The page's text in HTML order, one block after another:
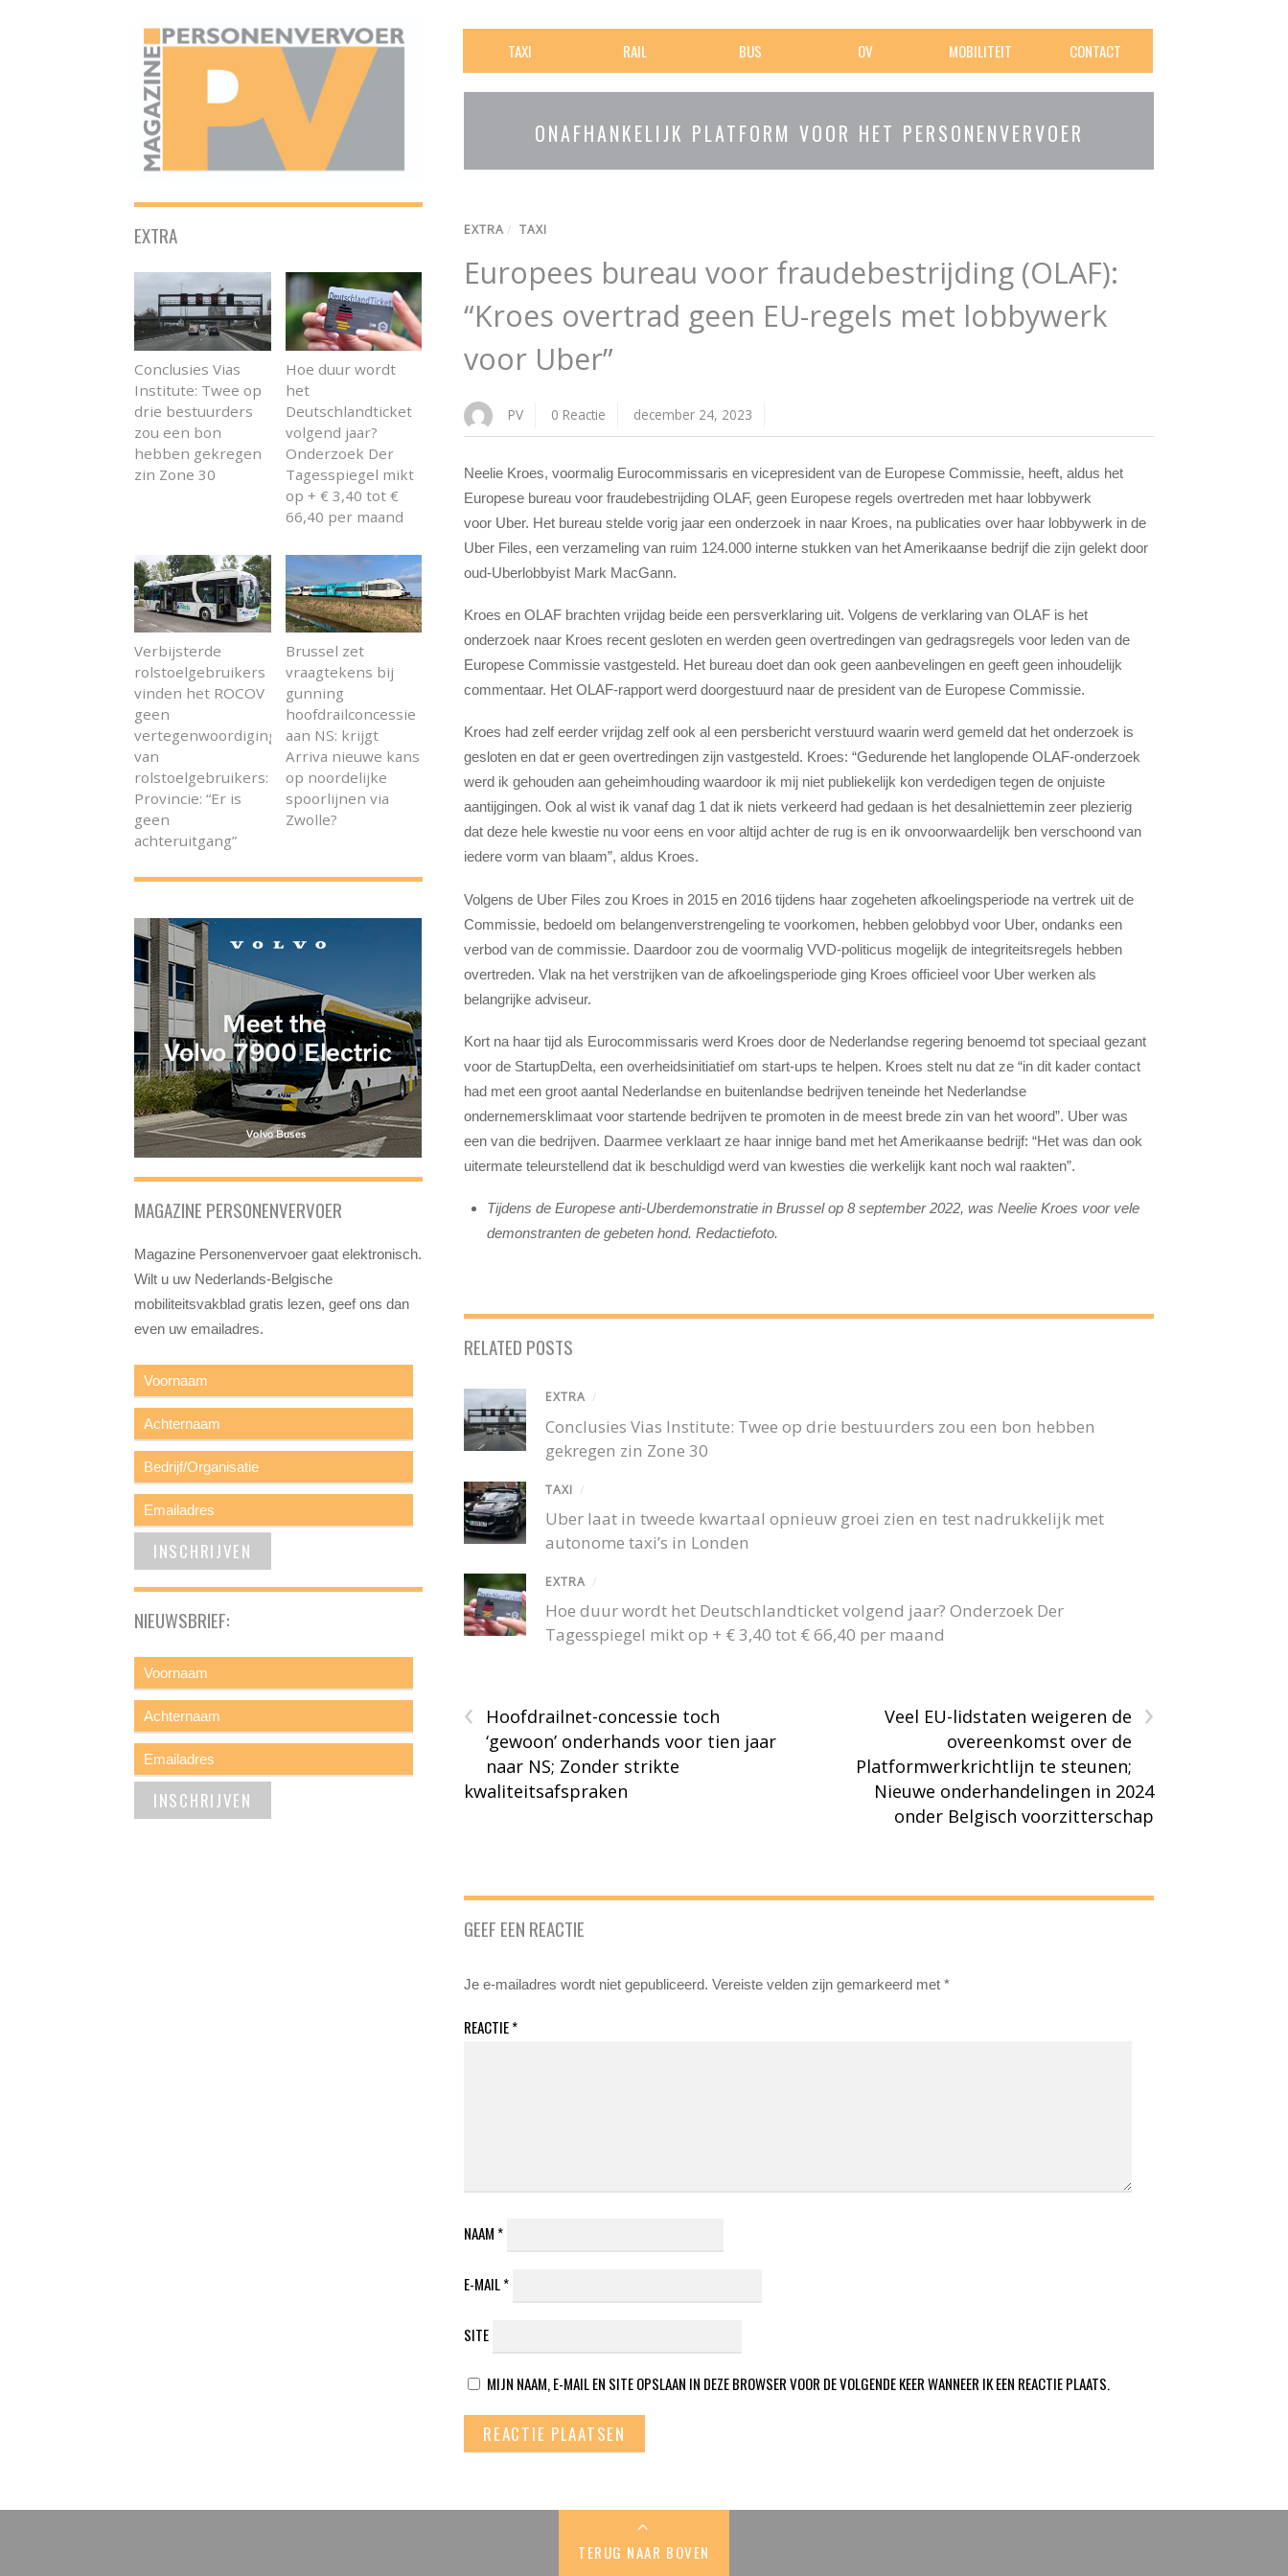
TAXI RAIL BUS OV MOBILITEIT CONTACT
ONAFHANKELIJK PLATFORM VOOR HET PERSONENVERVOER
EXTRA / TAXI
Europees bureau voor fraudebestrijding (OLAF):
“Kroes overtrad geen EU-regels met lobbywerk
voor Uber”
PV 0 Reactie december 24, 2023
Neelie Kroes, voormalig Eurocommissaris en vicepresident van de Europese Commissie, heeft, aldus het
Europese bureau voor fraudebestrijding OLAF, geen Europese regels overtreden met haar lobbywerk
voor Uber. Het bureau stelde vorig jaar een onderzoek in naar Kroes, na publicaties over haar lobbywerk in de
Uber Files, een verzameling van ruim 124.000 interne stukken van het Amerikaanse bedrijf die zijn gelekt door
oud-Uberlobbyist Mark MacGann.
Kroes en OLAF brachten vrijdag beide een persverklaring uit. Volgens de verklaring van OLAF is het
onderzoek naar Kroes recent gesloten en werden geen overtredingen van gedragsregels voor leden van de
Europese Commissie vastgesteld. Het bureau doet dan ook geen aanbevelingen en geeft geen inhoudelijk
commentaar. Het OLAF-rapport werd doorgestuurd naar de president van de Europese Commissie.
Kroes had zelf eerder vrijdag zelf ook al een persbericht verstuurd waarin werd gemeld dat het onderzoek is
gesloten en dat er geen overtredingen zijn vastgesteld. Kroes: “Gedurende het langlopende OLAF-onderzoek
werd ik gehouden aan geheimhouding waardoor ik mij niet publiekelijk kon verdedigen tegen de onjuiste
aantijgingen. Ook al wist ik vanaf dag 1 dat ik niets verkeerd had gedaan is het desalniettemin zeer plezierig
dat deze hele kwestie nu voor eens en voor altijd achter de rug is en ik onvoorwaardelijk ben verschoond van
iedere vorm van blaam”, aldus Kroes.
Volgens de Uber Files zou Kroes in 2015 en 2016 tijdens haar zogeheten afkoelingsperiode na vertrek uit de
Commissie, bedoeld om belangenverstrengeling te voorkomen, hebben gelobbyd voor Uber, ondanks een
verbod van de commissie. Daardoor zou de voormalig VVD-politicus mogelijk de integriteitsregels hebben
overtreden. Vlak na het verstrijken van de afkoelingsperiode ging Kroes officieel voor Uber werken als
belangrijke adviseur.
Kort na haar tijd als Eurocommissaris werd Kroes door de Nederlandse regering benoemd tot speciaal gezant
voor de StartupDelta, een overheidsinitiatief om start-ups te helpen. Kroes stelt nu dat ze “in dit kader contact
had met een groot aantal Nederlandse en buitenlandse bedrijven teneinde het Nederlandse
ondernemersklimaat voor startende bedrijven te promoten in de meest brede zin van het woord”. Uber was
een van die bedrijven. Daarmee verklaart ze haar innige band met het Amerikaanse bedrijf: “Het was dan ook
uitermate teleurstellend dat ik beschuldigd werd van kwesties die werkelijk kant noch wal raakten”.
Tijdens de Europese anti-Uberdemonstratie in Brussel op 8 september 2022, was Neelie Kroes voor vele
demonstranten de gebeten hond. Redactiefoto.
RELATED POSTS
EXTRA /
Conclusies Vias Institute: Twee op drie bestuurders zou een bon hebben
gekregen zin Zone 30
TAXI /
Uber laat in tweede kwartaal opnieuw groei zien en test nadrukkelijk met
autonome taxi’s in Londen
EXTRA /
Hoe duur wordt het Deutschlandticket volgend jaar? Onderzoek Der
Tagesspiegel mikt op + € 3,40 tot € 66,40 per maand
‹
Hoofdrailnet-concessie toch
‘gewoon’ onderhands voor tien jaar
naar NS; Zonder strikte
kwaliteitsafspraken
›
Veel EU-lidstaten weigeren de
overeenkomst over de
Platformwerkrichtlijn te steunen;
Nieuwe onderhandelingen in 2024
onder Belgisch voorzitterschap
GEEF EEN REACTIE
Je e-mailadres wordt niet gepubliceerd. Vereiste velden zijn gemarkeerd met*
REACTIE*
NAAM *
E-MAIL*
SITE
MIJN NAAM, E-MAIL EN SITE OPSLAAN IN DEZE BROWSER VOOR DE VOLGENDE KEER WANNEER IK EEN REACTIE PLAATS.
EXTRA
Conclusies Vias
Institute: Twee op
drie bestuurders
zou een bon
hebben gekregen
zin Zone 30
Hoe duur wordt
het
Deutschlandticket
volgend jaar?
Onderzoek Der
Tagesspiegel mikt
op + € 3,40 tot €
66,40 per maand
Verbijsterde
rolstoelgebruikers
vinden het ROCOV
geen
vertegenwoordiging
van
rolstoelgebruikers:
Provincie: “Er is
geen
achteruitgang”
Brussel zet
vraagtekens bij
gunning
hoofdrailconcessie
aan NS: krijgt
Arriva nieuwe kans
op noordelijke
spoorlijnen via
Zwolle?
MAGAZINE PERSONENVERVOER
Magazine Personenvervoer gaat elektronisch.
Wilt u uw Nederlands-Belgische
mobiliteitsvakblad gratis lezen, geef ons dan
even uw emailadres.
NIEUWSBRIEF:
TERUG NAAR BOVEN